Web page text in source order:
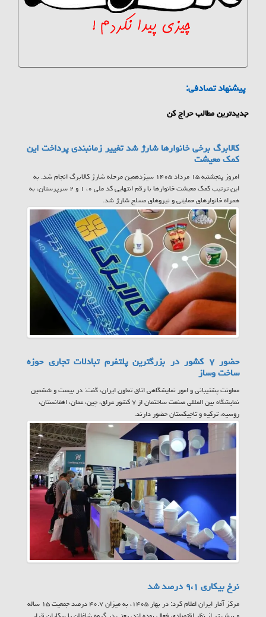
پیشنهاد تصادفی:
جدیدترین مطالب حراج کن
کالابرگ برخی خانوارها شارژ شد تغییر زمانبندی پرداخت این
کمک معیشت
امروز پنجشنبه ۱۵ مرداد ۱۴۰۵ سیزدهمین مرحله شارژ کالابرگ انجام شد. به
این ترتیب کمک معیشت خانوارها با رقم انتهایی کد ملی ۰، ۱ و ۲ سرپرستان، به
همراه خانوارهای حمایتی و نیروهای مسلح شارژ شد.
حضور ۷ کشور در بزرگترین پلتفرم تبادلات تجاری حوزه
ساخت وساز
معاونت پشتیبانی و امور نمایشگاهی اتاق تعاون ایران، گفت: در بیست و ششمین
نمایشگاه بین المللی صنعت ساختمان از ۷ کشور عراق، چین، عمان، افغانستان،
روسیه، ترکیه و تاجیکستان حضور دارند.
نرخ بیکاری ۹،۱ درصد شد
مرکز آمار ایران اعلام کرد: در بهار ۱۴۰۵، به میزان ۴۰.۷ درصد جمعیت ۱۵ ساله